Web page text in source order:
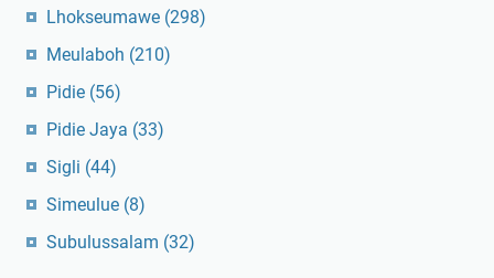
Lhokseumawe (298)
Meulaboh (210)
Pidie (56)
Pidie Jaya (33)
Sigli (44)
Simeulue (8)
Subulussalam (32)